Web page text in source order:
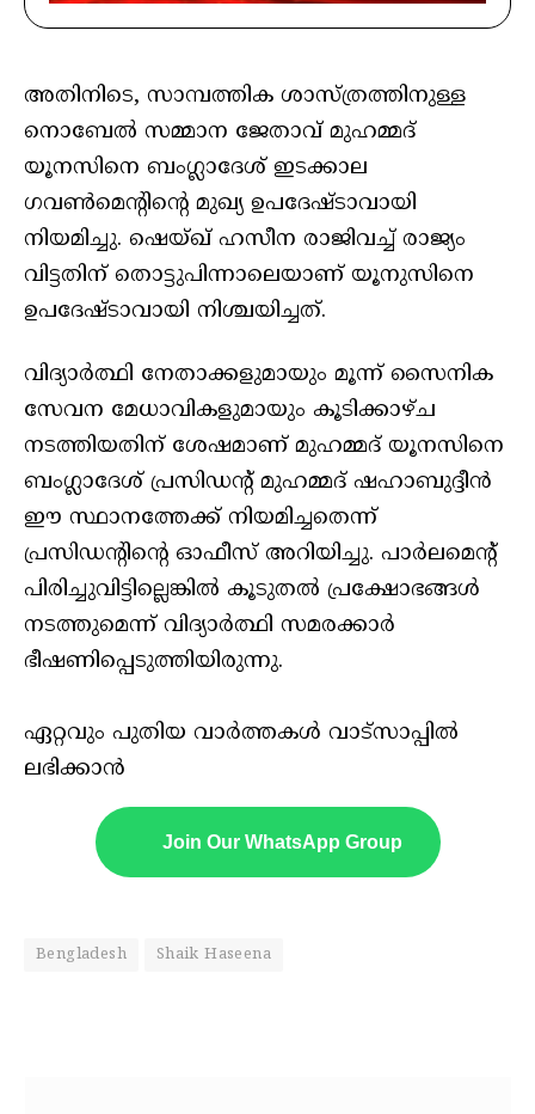
അതിനിടെ, സാമ്പത്തിക ശാസ്ത്രത്തിനുള്ള
നൊബേൽ സമ്മാന ജേതാവ് മുഹമ്മദ്
യൂനസിനെ ബംഗ്ലാദേശ് ഇടക്കാല
ഗവൺമെൻ്റിൻ്റെ മുഖ്യ ഉപദേഷ്ടാവായി
നിയമിച്ചു. ഷെയ്ഖ് ഹസീന രാജിവച്ച് രാജ്യം
വിട്ടതിന് തൊട്ടുപിന്നാലെയാണ് യൂനുസിനെ
ഉപദേഷ്ടാവായി നിശ്ചയിച്ചത്.
വിദ്യാർത്ഥി നേതാക്കളുമായും മൂന്ന് സൈനിക
സേവന മേധാവികളുമായും കൂടിക്കാഴ്ച
നടത്തിയതിന് ശേഷമാണ് മുഹമ്മദ് യൂനസിനെ
ബംഗ്ലാദേശ് പ്രസിഡൻ്റ് മുഹമ്മദ് ഷഹാബുദ്ദീൻ
ഈ സ്ഥാനത്തേക്ക് നിയമിച്ചതെന്ന്
പ്രസിഡൻ്റിൻ്റെ ഓഫീസ് അറിയിച്ചു. പാർലമെൻ്റ്
പിരിച്ചുവിട്ടില്ലെങ്കിൽ കൂടുതൽ പ്രക്ഷോഭങ്ങൾ
നടത്തുമെന്ന് വിദ്യാർത്ഥി സമരക്കാർ
ഭീഷണിപ്പെടുത്തിയിരുന്നു.
ഏറ്റവും പുതിയ വാർത്തകൾ വാട്സാപ്പിൽ
ലഭിക്കാൻ
Join Our WhatsApp Group
Bengladesh Shaik Haseena